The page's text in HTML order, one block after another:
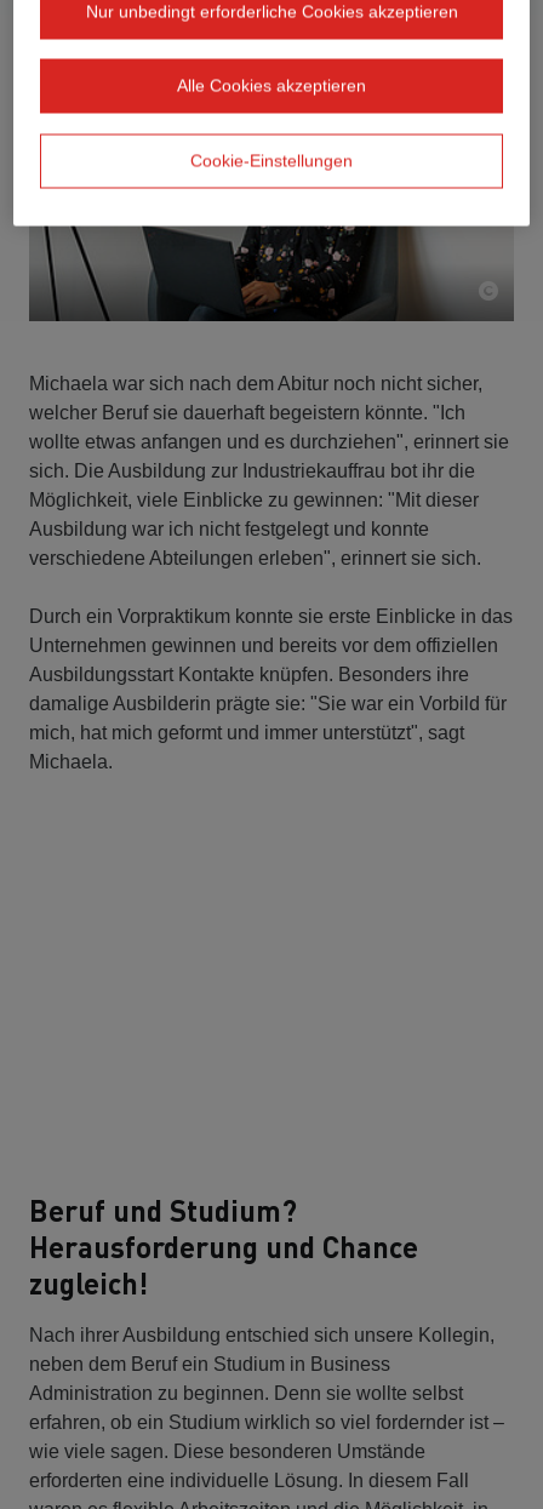
Michaela war sich nach dem Abitur noch nicht sicher,
welcher Beruf sie dauerhaft begeistern könnte. "Ich
wollte etwas anfangen und es durchziehen", erinnert sie
sich. Die Ausbildung zur Industriekauffrau bot ihr die
Möglichkeit, viele Einblicke zu gewinnen: "Mit dieser
Ausbildung war ich nicht festgelegt und konnte
verschiedene Abteilungen erleben", erinnert sie sich.
Durch ein Vorpraktikum konnte sie erste Einblicke in das
Unternehmen gewinnen und bereits vor dem offiziellen
Ausbildungsstart Kontakte knüpfen. Besonders ihre
damalige Ausbilderin prägte sie: "Sie war ein Vorbild für
mich, hat mich geformt und immer unterstützt", sagt
Michaela.
Beruf und Studium?
Herausforderung und Chance
zugleich!
Nach ihrer Ausbildung entschied sich unsere Kollegin,
neben dem Beruf ein Studium in Business
Administration zu beginnen. Denn sie wollte selbst
erfahren, ob ein Studium wirklich so viel fordernder ist –
wie viele sagen. Diese besonderen Umstände
erforderten eine individuelle Lösung. In diesem Fall
Nur unbedingt erforderliche Cookies akzeptieren
Alle Cookies akzeptieren
Cookie-Einstellungen